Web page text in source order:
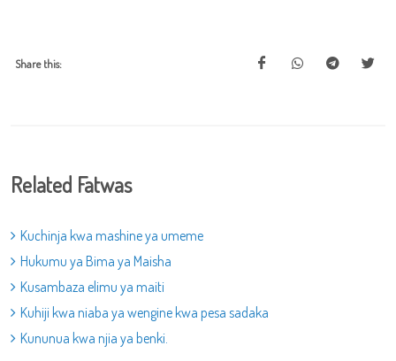
Share this:
Related Fatwas
Kuchinja kwa mashine ya umeme
Hukumu ya Bima ya Maisha
Kusambaza elimu ya maiti
Kuhiji kwa niaba ya wengine kwa pesa sadaka
Kununua kwa njia ya benki.